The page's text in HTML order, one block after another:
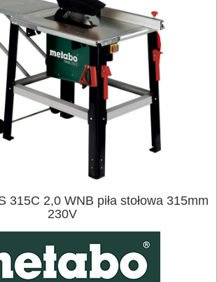
315C 2,0 WNB piła stołowa 315mm
230V